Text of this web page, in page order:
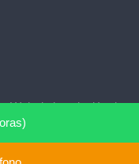
Web de instalación de
·Mapa del sitio